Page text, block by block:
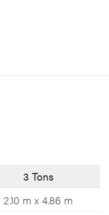
3 Tons
2.10 m x 4.86 m